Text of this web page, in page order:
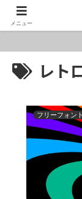
ロシア・ウクライ
価格が高騰してお
レト
フリーフォント
メニュー